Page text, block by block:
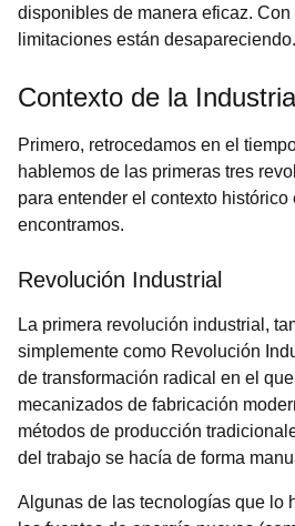
disponibles de manera eficaz.
limitaciones están desapareciendo.
Contexto de la
Primero, retrocedamos en el
hablemos de las primeras tres
para entender el contexto histórico
encontramos.
Revolución Industrial
La primera revolución industrial ,
simplemente como Revolución
de transformación radical en el
mecanizados de fabricación
métodos de producción
del trabajo se hacía de forma
Algunas de las tecnologías que lo